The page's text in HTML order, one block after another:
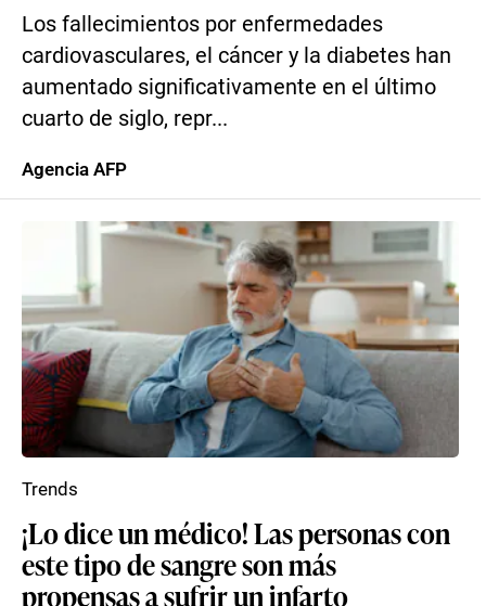
Los fallecimientos por enfermedades
cardiovasculares, el cáncer y la diabetes han
aumentado significativamente en el último
cuarto de siglo, repr...
Agencia AFP
¡Lo dice un médico! Las personas con
este tipo de sangre son más
propensas a sufrir un infarto
Trends